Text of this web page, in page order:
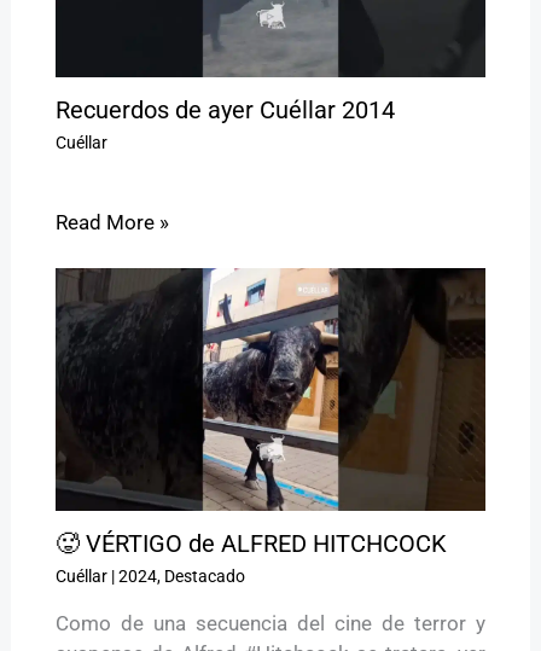
Recuerdos de ayer Cuéllar 2014
Cuéllar
Read More »
🥵 VÉRTIGO de ALFRED HITCHCOCK
Cuéllar|2024, Destacado
Como de una secuencia del cine de terror y